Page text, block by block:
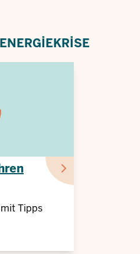
Tipps